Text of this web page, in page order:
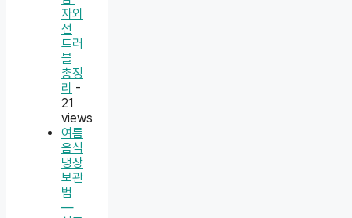
자외
선
트러
블
총정
리 -
21
views
여름
음식
냉장
보관
법
—